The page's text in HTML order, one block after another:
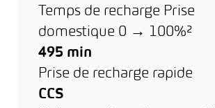
Temps de recharge Prise
domestique 0 → 100%²
495 min
Prise de recharge rapide
CCS